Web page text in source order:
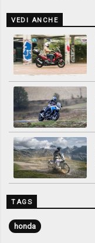
VEDI ANCHE
TAGS
honda